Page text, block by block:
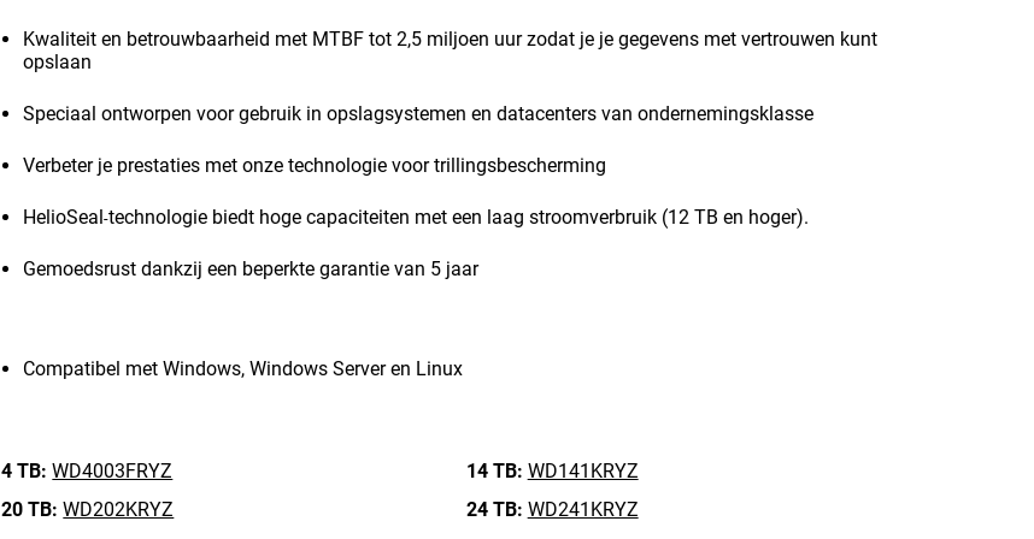
Kwaliteit en betrouwbaarheid met MTBF tot 2,5 miljoen uur zodat je je gegevens met vertrouwen kunt
opslaan
Speciaal ontworpen voor gebruik in opslagsystemen en datacenters van ondernemingsklasse
Verbeter je prestaties met onze technologie voor trillingsbescherming
HelioSeal-technologie biedt hoge capaciteiten met een laag stroomverbruik (12 TB en hoger).
Gemoedsrust dankzij een beperkte garantie van 5 jaar
Compatibel met Windows, Windows Server en Linux
4 TB: WD4003FRYZ 14 TB: WD141KRYZ
20 TB: WD202KRYZ 24 TB: WD241KRYZ